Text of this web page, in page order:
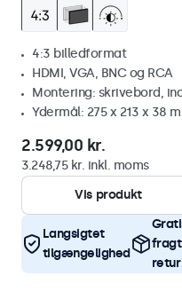
4:3 billedformat
HDMI, VGA, BNC og RCA
Montering: skrivebord,
Ydermål: 275 x 213 x 38
2.599,00 kr.
3.248,75 kr. inkl. moms
Vis produkt
Langsigtet
tilgængelighed
retur